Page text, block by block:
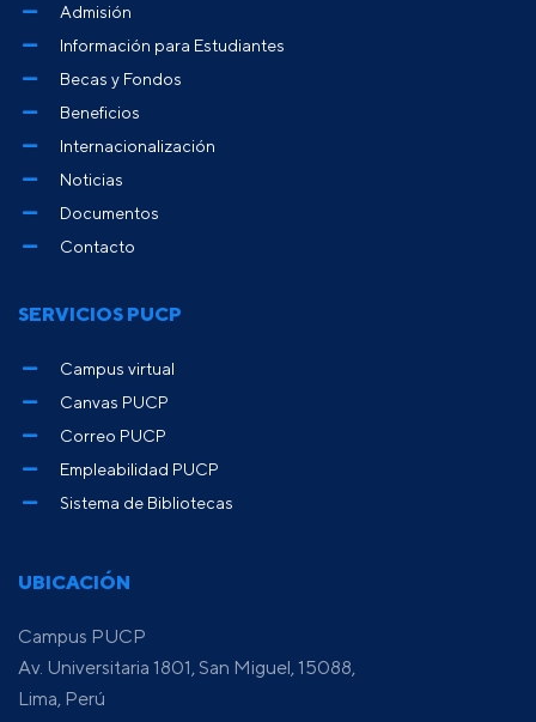
UBICACIÓN
Campus PUCP
Av. Universitaria 1801, San Miguel, 15088,
Lima, Perú
Admisión
Información para Estudiantes
Becas y Fondos
Beneficios
Internacionalización
Noticias
Documentos
Contacto
SERVICIOS PUCP
Campus virtual
Canvas PUCP
Correo PUCP
Empleabilidad PUCP
Sistema de Bibliotecas